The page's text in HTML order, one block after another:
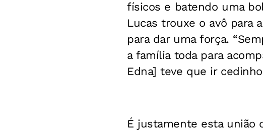
físicos e batendo uma
Lucas trouxe o avô para
para dar uma força.
a família toda para
Edna] teve que ir
É justamente esta união